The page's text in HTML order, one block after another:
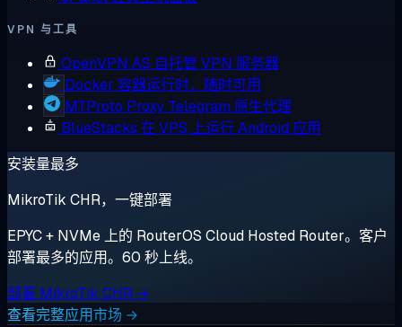
VPN 与工具
OpenVPN AS 自托管 VPN 服务器
Docker 容器运行时，随时可用
MTProto Proxy Telegram 原生代理
BlueStacks 在 VPS 上运行 Android 应用
安装量最多
MikroTik CHR，一键部署
EPYC + NVMe 上的 RouterOS Cloud Hosted Router。客户
部署最多的应用。60 秒上线。
部署 MikroTik CHR →
查看完整应用市场 →